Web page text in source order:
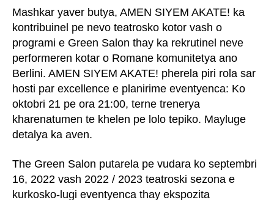
Mashkar yaver butya, AMEN SIYEM AKATE! ka
kontribuinel pe nevo teatrosko kotor vash o
programi e Green Salon thay ka rekrutinel neve
performeren kotar o Romane komunitetya ano
Berlini. AMEN SIYEM AKATE! pherela piri rola sar
hosti par excellence e planirime eventyenca: Ko
oktobri 21 pe ora 21:00, terne trenerya
kharenatumen te khelen pe lolo tepiko. Mayluge
detalya ka aven.
The Green Salon putarela pe vudara ko septembri
16, 2022 vash 2022 / 2023 teatroski sezona e
kurkosko-lugi eventyenca thay ekspozita